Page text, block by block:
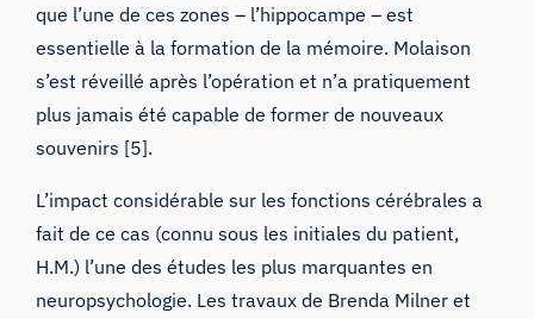
que l’une de ces zones – l’hippocampe – est
essentielle à la formation de la mémoire. Molaison
s’est réveillé après l’opération et n’a pratiquement
plus jamais été capable de former de nouveaux
souvenirs [5].
L’impact considérable sur les fonctions cérébrales a
fait de ce cas (connu sous les initiales du patient,
H.M.) l’une des études les plus marquantes en
neuropsychologie. Les travaux de Brenda Milner et